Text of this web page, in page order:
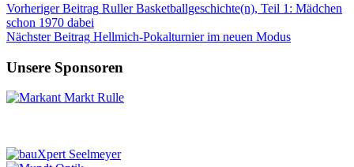
VorherigerBeitrag Ruller Basketballgeschichte(n), Teil 1: Mädchen
schon 1970 dabei
NächsterBeitrag Hellmich-Pokalturnier im neuen Modus
Unsere Sponsoren